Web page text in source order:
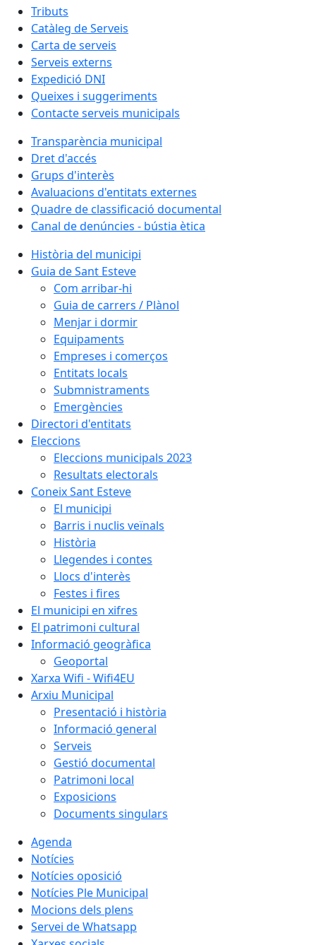
Tributs
Catàleg de Serveis
Carta de serveis
Serveis externs
Expedició DNI
Queixes i suggeriments
Contacte serveis municipals
Transparència municipal
Dret d'accés
Grups d'interès
Avaluacions d'entitats externes
Quadre de classificació documental
Canal de denúncies - bústia ètica
Història del municipi
Guia de Sant Esteve
Com arribar-hi
Guia de carrers / Plànol
Menjar i dormir
Equipaments
Empreses i comerços
Entitats locals
Submnistraments
Emergències
Directori d'entitats
Eleccions
Eleccions municipals 2023
Resultats electorals
Coneix Sant Esteve
El municipi
Barris i nuclis veïnals
Història
Llegendes i contes
Llocs d'interès
Festes i fires
El municipi en xifres
El patrimoni cultural
Informació geogràfica
Geoportal
Xarxa Wifi - Wifi4EU
Arxiu Municipal
Presentació i història
Informació general
Serveis
Gestió documental
Patrimoni local
Exposicions
Documents singulars
Agenda
Notícies
Notícies oposició
Notícies Ple Municipal
Mocions dels plens
Servei de Whatsapp